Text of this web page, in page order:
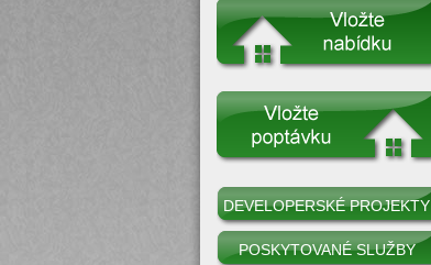
DEVELOPERSKÉ PROJEKTY
POSKYTOVANÉ SLUŽBY